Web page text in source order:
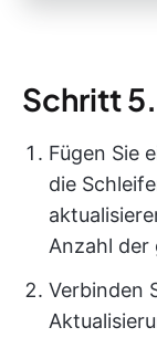
Schritt
Fügen Sie
die
Anzahl der
Verbinden